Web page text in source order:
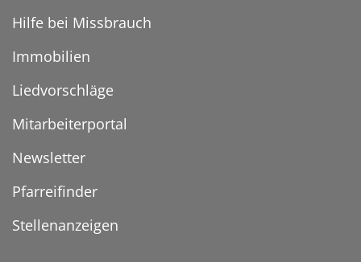
Hilfe bei Missbrauch
Immobilien
Liedvorschläge
Mitarbeiterportal
Newsletter
Pfarreifinder
Stellenanzeigen